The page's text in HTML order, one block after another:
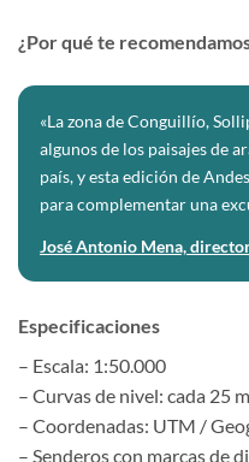
¿Por qué te
«La zona de Conguillío,
algunos de los paisajes de
país, y esta edición de
para complementar una
José Antonio Mena,
Especificaciones
– Escala: 1:50.000
– Curvas de nivel: cada 25
– Coordenadas: UTM /
– Senderos con marcas de